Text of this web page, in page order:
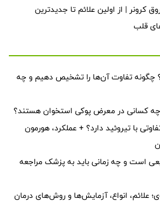
کرونر | از اولین علائم تا جدیدترین
قلب
چگونه تفاوت آن‌ها را تشخیص دهیم و چه
کسانی در معرض پوکی استخوان هستند؟
با تیروئید دارد؟ + عملکرد، هورمون
است و چه زمانی باید به پزشک مراجعه
علائم، انواع، آزمایش‌ها و روش‌های درمان